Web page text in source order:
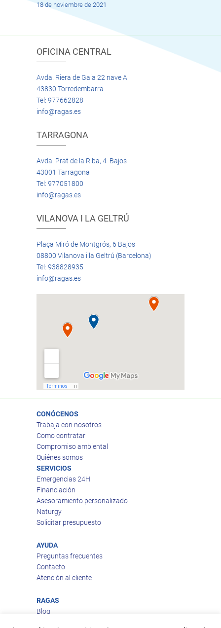
18 de noviembre de 2021
OFICINA CENTRAL
Avda. Riera de Gaia 22 nave A
43830 Torredembarra
Tel: 977662828
info@ragas.es
TARRAGONA
Avda. Prat de la Riba, 4 Bajos
43001 Tarragona
Tel: 977051800
info@ragas.es
VILANOVA I LA GELTRÚ
Plaça Miró de Montgrós, 6 Bajos
08800 Vilanova i la Geltrú (Barcelona)
Tel: 938828935
info@ragas.es
CONÓCENOS
Trabaja con nosotros
Como contratar
Compromiso ambiental
Quiénes somos
SERVICIOS
Emergencias 24H
Financiación
Asesoramiento personalizado
Naturgy
Solicitar presupuesto
AYUDA
Preguntas frecuentes
Contacto
Atención al cliente
RAGAS
Blog